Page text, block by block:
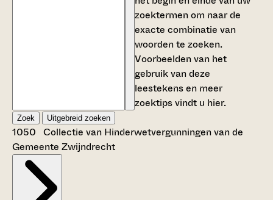
zoektermen om naar de
exacte combinatie van
woorden te zoeken.
Voorbeelden van het
gebruik van deze
leestekens en meer
zoektips vindt u hier.
Zoek Uitgebreid zoeken
1050 Collectie van Hinderwetvergunningen van de
Gemeente Zwijndrecht